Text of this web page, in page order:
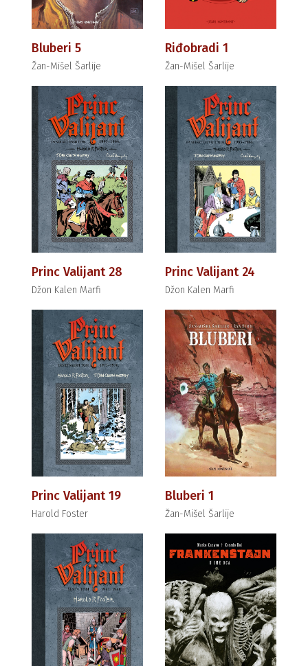
Bluberi 5
Žan-Mišel Šarlije
Riđobradi 1
Žan-Mišel Šarlije
Princ Valijant 28
Džon Kalen Marfi
Princ Valijant 24
Džon Kalen Marfi
Princ Valijant 19
Harold Foster
Bluberi 1
Žan-Mišel Šarlije